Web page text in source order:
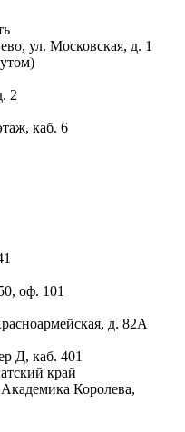
ул. Московская, д. 1
2
каб. 6
оф. 101
д. 82А
Д, каб. 401
край
Королева,